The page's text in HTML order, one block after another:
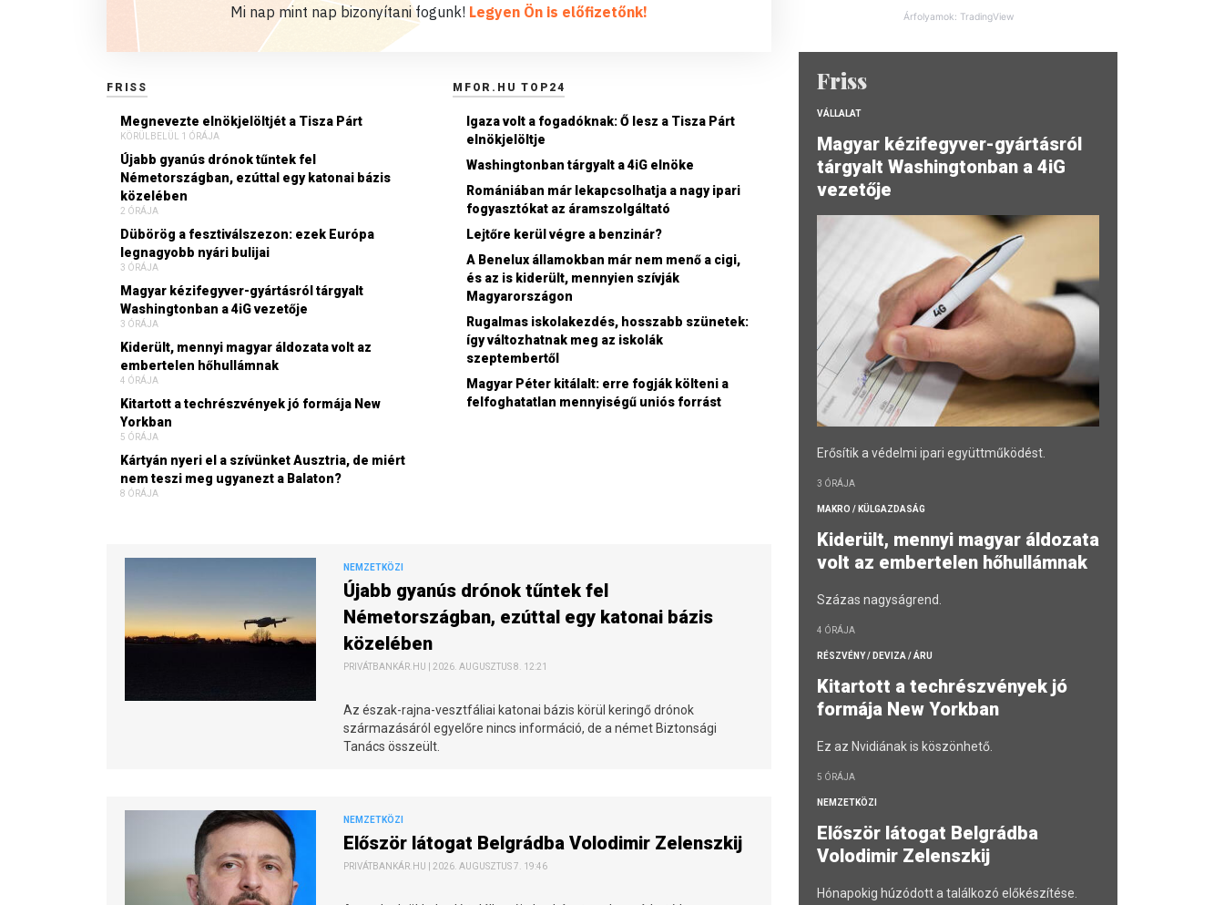
Mi nap mint nap bizonyítani fogunk! Legyen Ön is előfizetőnk!
FRISS
Megnevezte elnökjelöltjét a Tisza Párt
KÖRÜLBELÜL 1 ÓRÁJA
Újabb gyanús drónok tűntek fel
Németországban, ezúttal egy katonai bázis
közelében
2 ÓRÁJA
Dübörög a fesztiválszezon: ezek Európa
legnagyobb nyári bulijai
3 ÓRÁJA
Magyar kézifegyver-gyártásról tárgyalt
Washingtonban a 4iG vezetője
3 ÓRÁJA
Kiderült, mennyi magyar áldozata volt az
embertelen hőhullámnak
4 ÓRÁJA
Kitartott a techrészvények jó formája New
Yorkban
5 ÓRÁJA
Kártyán nyeri el a szívünket Ausztria, de miért
nem teszi meg ugyanezt a Balaton?
8 ÓRÁJA
MFOR.HU TOP24
Igaza volt a fogadóknak: Ő lesz a Tisza Párt
elnökjelöltje
Washingtonban tárgyalt a 4iG elnöke
Romániában már lekapcsolhatja a nagy ipari
fogyasztókat az áramszolgáltató
Lejtőre kerül végre a benzinár?
A Benelux államokban már nem menő a cigi,
és az is kiderült, mennyien szívják
Magyarországon
Rugalmas iskolakezdés, hosszabb szünetek:
így változhatnak meg az iskolák
szeptembertől
Magyar Péter kitálalt: erre fogják költeni a
felfoghatatlan mennyiségű uniós forrást
NEMZETKÖZI
Újabb gyanús drónok tűntek fel
Németországban, ezúttal egy katonai bázis
közelében
PRIVÁTBANKÁR.HU | 2026. AUGUSZTUS 8. 12:21
Az észak-rajna-vesztfáliai katonai bázis körül keringő drónok
származásáról egyelőre nincs információ, de a német Biztonsági
Tanács összeült.
NEMZETKÖZI
Először látogat Belgrádba Volodimir Zelenszkij
PRIVÁTBANKÁR.HU | 2026. AUGUSZTUS 7. 19:46
Árfolyamok: TradingView
Friss
VÁLLALAT
Magyar kézifegyver-gyártásról
tárgyalt Washingtonban a 4iG
vezetője
Erősítik a védelmi ipari együttműködést.
3 ÓRÁJA
MAKRO / KÜLGAZDASÁG
Kiderült, mennyi magyar áldozata
volt az embertelen hőhullámnak
Százas nagyságrend.
4 ÓRÁJA
RÉSZVÉNY / DEVIZA / ÁRU
Kitartott a techrészvények jó
formája New Yorkban
Ez az Nvidiának is köszönhető.
5 ÓRÁJA
NEMZETKÖZI
Először látogat Belgrádba
Volodimir Zelenszkij
Hónapokig húzódott a találkozó előkészítése.